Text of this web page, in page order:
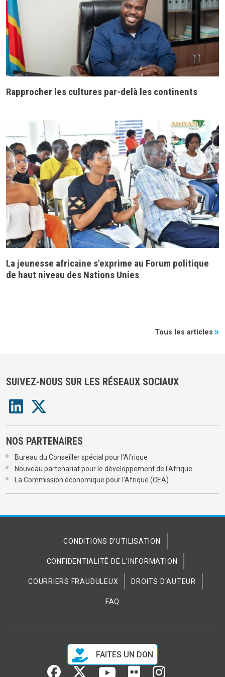
Rapprocher les cultures par-delà les continents
La jeunesse africaine s'exprime au Forum politique
de haut niveau des Nations Unies
Tous les articles
SUIVEZ-NOUS SUR LES RÉSEAUX SOCIAUX
NOS PARTENAIRES
Bureau du Conseiller spécial pour l'Afrique
Nouveau partenariat pour le développement de l'Afrique
La Commission économique pour l'Afrique (CEA)
CONDITIONS D'UTILISATION
CONFIDENTIALITÉ DE L'INFORMATION
COURRIERS FRAUDULEUX DROITS D'AUTEUR
FAQ
FAITES UN DON